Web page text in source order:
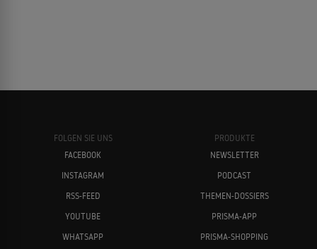
FOLGEN SIE UNS
FACEBOOK
INSTAGRAM
RSS-FEED
YOUTUBE
WHATSAPP
PRODUKTE
NEWSLETTER
PODCAST
THEMEN-DOSSIERS
PRISMA-APP
PRISMA-SHOPPING